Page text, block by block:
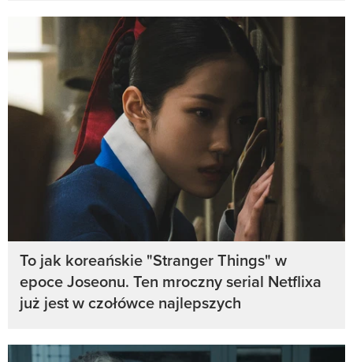
To jak koreańskie "Stranger Things" w
epoce Joseonu. Ten mroczny serial Netflixa
już jest w czołówce najlepszych